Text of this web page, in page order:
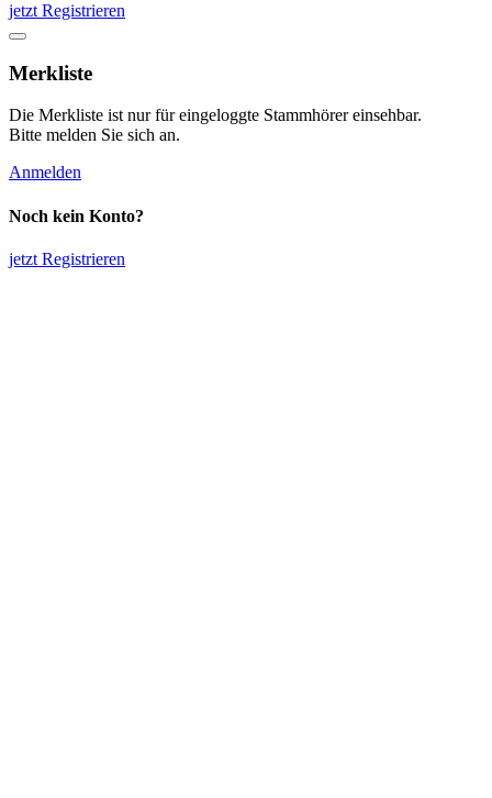
jetzt Registrieren
Merkliste
Die Merkliste ist nur für eingeloggte Stammhörer einsehbar.
Bitte melden Sie sich an.
Anmelden
Noch kein Konto?
jetzt Registrieren